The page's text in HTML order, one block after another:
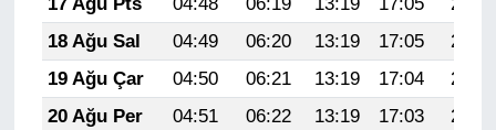
18 Ağu Sal
04:49 06:20 13:19 17:05
20:09
19 Ağu Çar
04:50 06:21 13:19 17:04
20:07
20 Ağu Per
04:51 06:22 13:19 17:03
20:06